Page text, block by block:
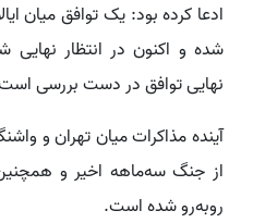
ادعا کرده بود: یک توافق میان
شده و اکنون در انتظار
نهایی توافق در دست بررسی
آینده مذاکرات میان تهران و
از جنگ سه‌ماهه اخیر و همچنین
روبه‌رو شده است.